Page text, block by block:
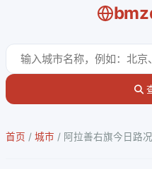
首页 / 城市 / 阿拉善右旗今日路